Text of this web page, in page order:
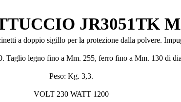
JR3051TK
a doppio sigillo per la protezione dalla polvere.
Taglio legno fino a Mm. 255, ferro fino a Mm. 130 di
Peso: Kg. 3,3.
VOLT 230 WATT 1200